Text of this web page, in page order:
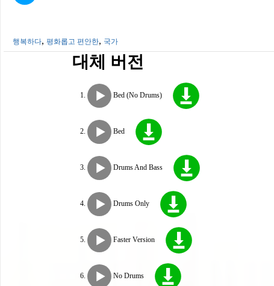
행복하다, 평화롭고 편안한, 국가
대체 버전
Bed (No Drums)
Bed
Drums And Bass
Drums Only
Faster Version
No Drums